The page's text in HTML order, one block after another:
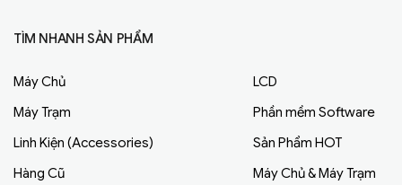
TÌM NHANH SẢN PHẨM
Máy Chủ
Máy Trạm
Linh Kiện (Accessories)
Hàng Cũ
LCD
Phần mềm Software
Sản Phẩm HOT
Máy Chủ & Máy Trạm